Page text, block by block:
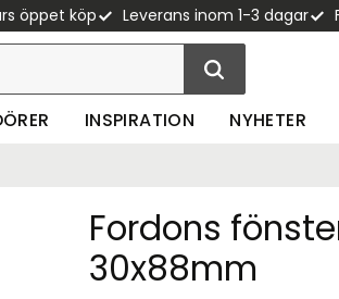
öppet köp Leverans inom 1-3 dagar
INSPIRATION NYHETER
Fordons
30x88mm